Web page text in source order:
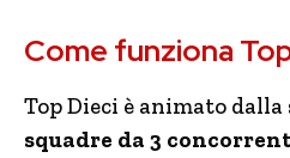
Come funziona
Top Dieci è animato dalla
squadre da 3